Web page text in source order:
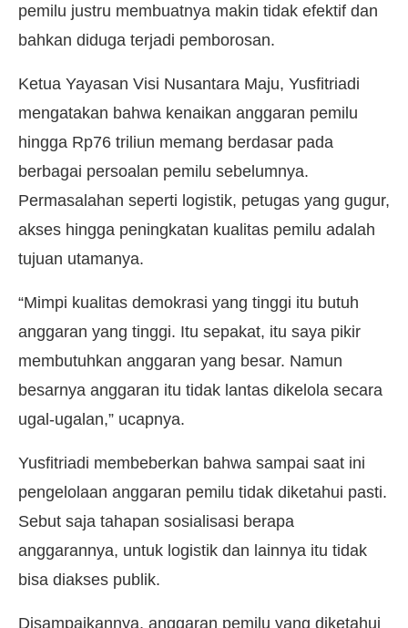
pemilu justru membuatnya makin tidak efektif dan
bahkan diduga terjadi pemborosan.
Ketua Yayasan Visi Nusantara Maju, Yusfitriadi
mengatakan bahwa kenaikan anggaran pemilu
hingga Rp76 triliun memang berdasar pada
berbagai persoalan pemilu sebelumnya.
Permasalahan seperti logistik, petugas yang gugur,
akses hingga peningkatan kualitas pemilu adalah
tujuan utamanya.
“Mimpi kualitas demokrasi yang tinggi itu butuh
anggaran yang tinggi. Itu sepakat, itu saya pikir
membutuhkan anggaran yang besar. Namun
besarnya anggaran itu tidak lantas dikelola secara
ugal-ugalan,” ucapnya.
Yusfitriadi membeberkan bahwa sampai saat ini
pengelolaan anggaran pemilu tidak diketahui pasti.
Sebut saja tahapan sosialisasi berapa
anggarannya, untuk logistik dan lainnya itu tidak
bisa diakses publik.
Disampaikannya, anggaran pemilu yang diketahui